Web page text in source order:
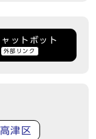
ットボット
外部リンク
高津区